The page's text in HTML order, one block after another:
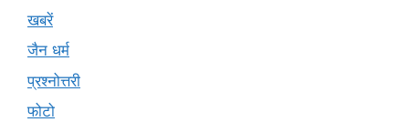
खबरें
जैन धर्म
प्रश्नोत्तरी
फोटो